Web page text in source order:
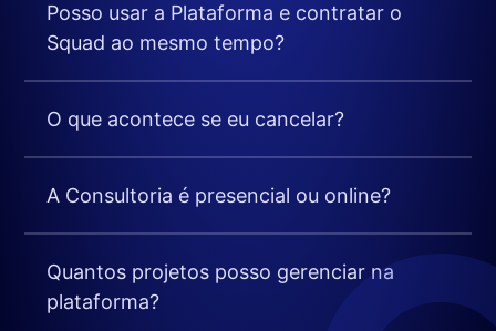
Posso usar a Plataforma e contratar o
Squad ao mesmo tempo?
O que acontece se eu cancelar?
A Consultoria é presencial ou online?
Quantos projetos posso gerenciar na
plataforma?